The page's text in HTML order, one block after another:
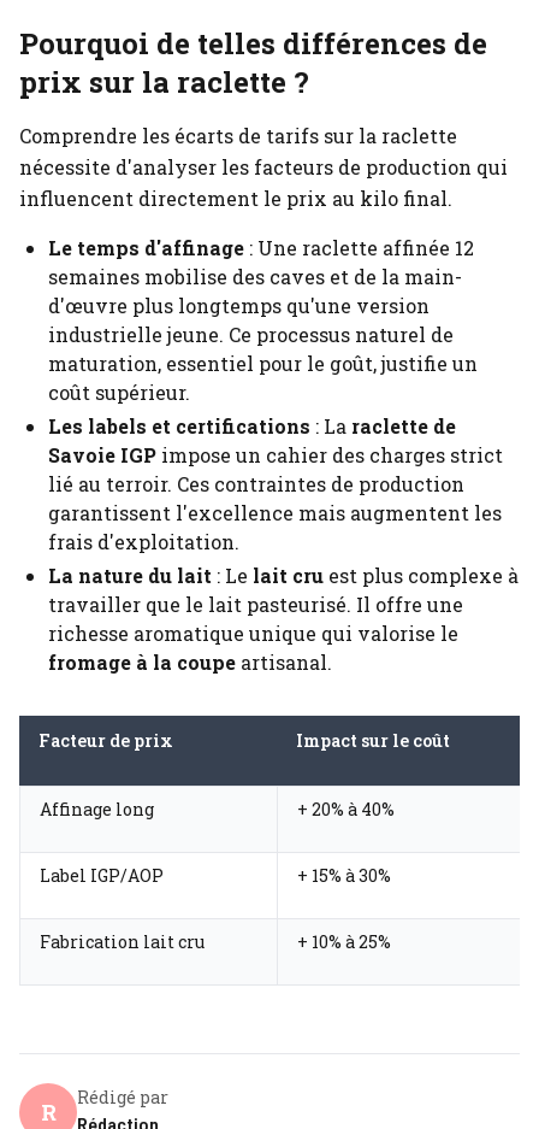
Pourquoi de telles différences de
prix sur la raclette ?
Comprendre les écarts de tarifs sur la raclette
nécessite d'analyser les facteurs de production qui
influencent directement le prix au kilo final.
Le temps d'affinage : Une raclette affinée 12
semaines mobilise des caves et de la main-
d'œuvre plus longtemps qu'une version
industrielle jeune. Ce processus naturel de
maturation, essentiel pour le goût, justifie un
coût supérieur.
Les labels et certifications : La raclette de
Savoie IGP impose un cahier des charges strict
lié au terroir. Ces contraintes de production
garantissent l'excellence mais augmentent les
frais d'exploitation.
La nature du lait : Le lait cru est plus complexe à
travailler que le lait pasteurisé. Il offre une
richesse aromatique unique qui valorise le
fromage à la coupe artisanal.
Facteur de prix Impact sur le coût
Affinage long + 20% à 40%
Label IGP/AOP + 15% à 30%
Fabrication lait cru + 10% à 25%
R
Rédigé par
Rédaction